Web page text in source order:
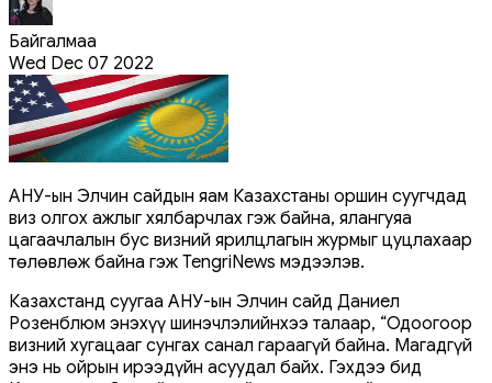
Байгалмаа
Wed Dec 07 2022
АНУ-ын Элчин сайдын яам Казахстаны оршин суугчдад
виз олгох ажлыг хялбарчлах гэж байна, ялангуяа
цагаачлалын бус визний ярилцлагын журмыг цуцлахаар
төлөвлөж байна гэж TengriNews мэдээлэв.
Казахстанд суугаа АНУ-ын Элчин сайд Даниел
Розенблюм энэхүү шинэчлэлийнхээ талаар, “Одоогоор
визний хугацааг сунгах санал гараагүй байна. Магадгүй
энэ нь ойрын ирээдүйн асуудал байх. Гэхдээ бид